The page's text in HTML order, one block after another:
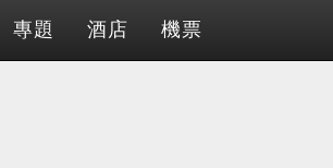
專題 酒店 機票